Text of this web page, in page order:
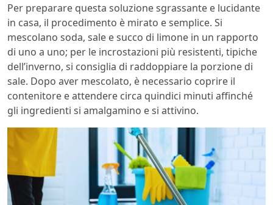
Per preparare questa soluzione sgrassante e lucidante
in casa, il procedimento è mirato e semplice. Si
mescolano soda, sale e succo di limone in un rapporto
di uno a uno; per le incrostazioni più resistenti, tipiche
dell’inverno, si consiglia di raddoppiare la porzione di
sale. Dopo aver mescolato, è necessario coprire il
contenitore e attendere circa quindici minuti affinché
gli ingredienti si amalgamino e si attivino.